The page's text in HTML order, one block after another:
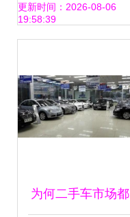
你可能会赚，但他
更新时间：2026-08-06
19:58:39
为何二手车市场都